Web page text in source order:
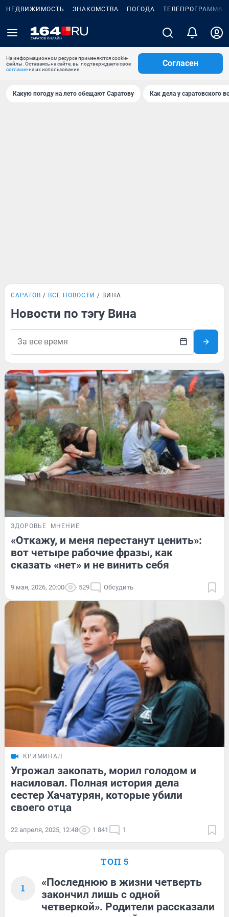
НЕДВИЖИМОСТЬ ЗНАКОМСТВА ПОГОДА ТЕЛЕПРОГРАММА
На информационном ресурсе применяются cookie-
файлы. Оставаясь на сайте, вы подтверждаете свое
согласиена их использование.
Согласен
Какую погоду на лето обещают Саратову Как дела у саратовского
САРАТОВ ВСЕ НОВОСТИ ВИНА
Новости по тэгу Вина
ЗДОРОВЬЕ МНЕНИЕ
«Откажу, и меня перестанут ценить»:
вот четыре рабочие фразы, как
сказать «нет» и не винить себя
9 мая, 2026, 20:00 529 Обсудить
КРИМИНАЛ
Угрожал закопать, морил голодом и
насиловал. Полная история дела
сестер Хачатурян, которые убили
своего отца
22 апреля, 2025, 12:48 1 841 1
ТОП 5
1
«Последнюю в жизни четверть
закончил лишь с одной
четверкой». Родители рассказали